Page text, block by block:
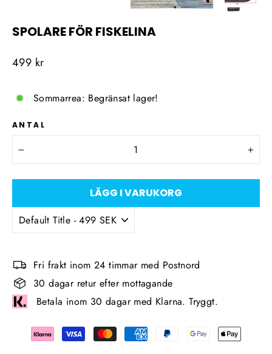
SPOLARE FÖR FISKELINA
Ordinarie
499 kr
Sommarrea: Begränsat lager!
ANTAL
+
LÄGG I VARUKORG
Fri frakt inom 24 timmar med Postnord
30 dagar retur efter mottagande
Betala inom 30 dagar med Klarna. Tryggt.